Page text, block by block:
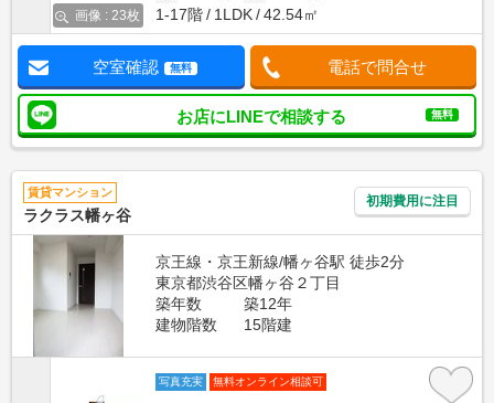
画像 : 23枚
1-17階
1LDK 42.54㎡
空室確認 無料 電話で問合せ
お店にLINEで相談する 無料
賃貸マンション
ラクラス幡ヶ谷
初期費用に注目
京王線・京王新線/幡ヶ谷駅 徒歩2分
東京都渋谷区幡ヶ谷２丁目
築年数
築12年
建物階数
15階建
写真充実 無料オンライン相談可